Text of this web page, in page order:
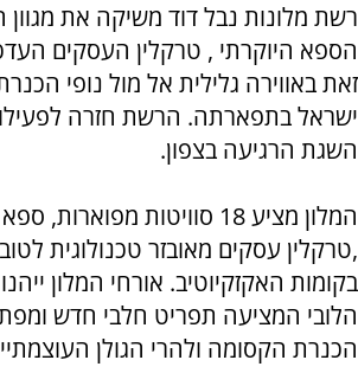
רשת מלונות נבל דוד משיקה את מגוון
הספא היוקרתי , טרקלין העסקים
זאת באווירה גלילית אל מול נופי
ישראל בתפארתה. הרשת חזרה
השגת הרגיעה בצפון.
המלון מציע 18 סוויטות
,טרקלין עסקים מאובזר טכנולוגית
בקומות האקזקיוטיב. אורחי המלון
הלובי המציעה תפריט חלבי חדש
הכנרת הקסומה ולהרי הגולן